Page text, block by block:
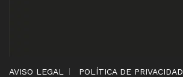
AVISO LEGAL
POLÍTICA DE PRIVACIDAD